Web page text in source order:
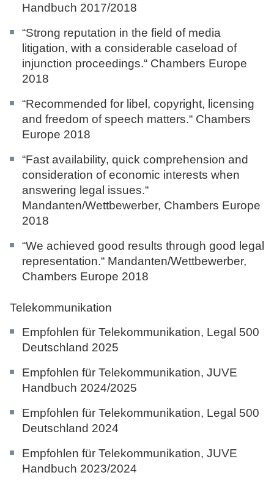
Handbuch 2017/2018
“Strong reputation in the field of media
litigation, with a considerable caseload of
injunction proceedings.“ Chambers Europe
2018
“Recommended for libel, copyright, licensing
and freedom of speech matters.“ Chambers
Europe 2018
“Fast availability, quick comprehension and
consideration of economic interests when
answering legal issues.“
Mandanten/Wettbewerber, Chambers Europe
2018
“We achieved good results through good legal
representation.“ Mandanten/Wettbewerber,
Chambers Europe 2018
Telekommunikation
Empfohlen für Telekommunikation, Legal 500
Deutschland 2025
Empfohlen für Telekommunikation, JUVE
Handbuch 2024/2025
Empfohlen für Telekommunikation, Legal 500
Deutschland 2024
Empfohlen für Telekommunikation, JUVE
Handbuch 2023/2024